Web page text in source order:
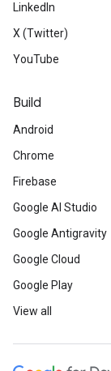
LinkedIn
X (Twitter)
YouTube
Build
Android
Chrome
Firebase
Google AI Studio
Google Antigravity
Google Cloud
Google Play
View all